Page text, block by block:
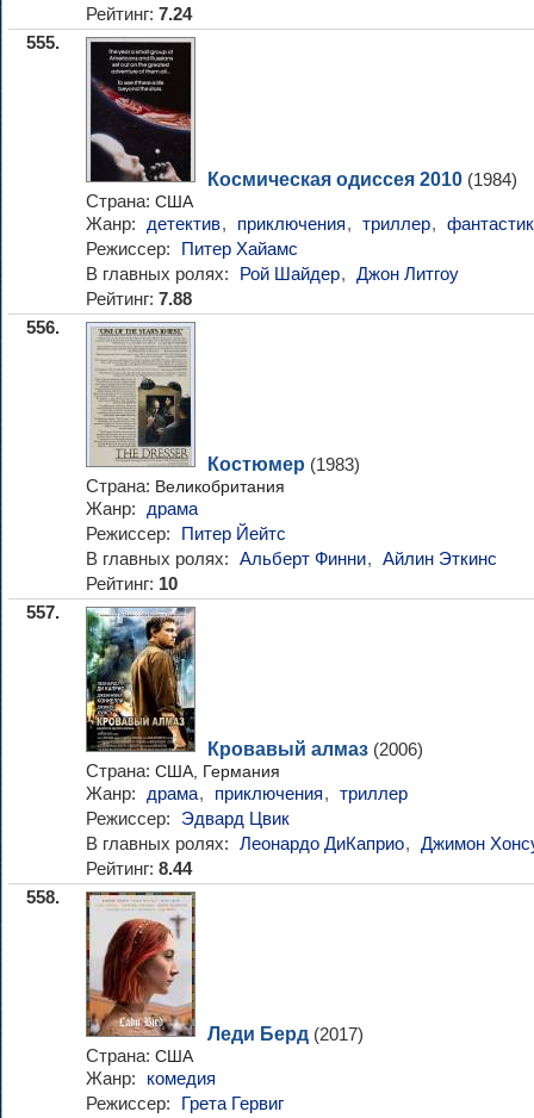
Рейтинг: 7.24
555.
Космическая одиссея 2010 (1984)
Страна: США
Жанр: детектив, приключения, триллер,
Режиссер:
Питер Хайамс
В главных ролях:
Рой Шайдер, Джон Литгоу
Рейтинг: 7.88
556.
Костюмер (1983)
Страна: Великобритания
Жанр:
драма
Режиссер:
Питер Йейтс
В главных ролях: Альберт Финни, Айлин Эткинс
Рейтинг: 10
557.
Кровавый алмаз (2006)
Страна: США, Германия
Жанр: драма, приключения, триллер
Режиссер:
Эдвард Цвик
В главных ролях: Леонардо ДиКаприо, Джимон
Рейтинг: 8.44
558.
Леди Берд (2017)
Страна: США
Жанр:
комедия
Режиссер:
Грета Гервиг